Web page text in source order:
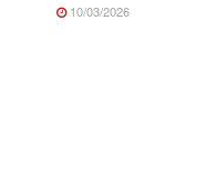
10/03/2026